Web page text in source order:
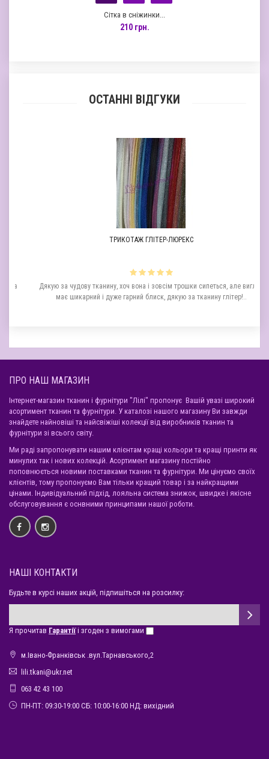
Сітка в сніжинки...
210 грн.
ОСТАННІ ВІДГУКИ
ТРИКОТАЖ ГЛІТЕР-ЛЮРЕКС
Дякую за чудову тканину, хоч вона і зовсім трошки сипеться, але вигляд
має шикарний і дуже гарний блиск, дякую за тканину глітер!..
ПРО НАШ МАГАЗИН
Інтернет-магазин тканин і фурнітури "Лілі" пропонує Вашій увазі широкий
асортимент тканин та фурнітури. У каталозі нашого магазину Ви завжди
знайдете найновіші та найсвіжіші колекції від виробників тканин та
фурнітури зі всього світу.
Ми раді запропонувати нашим клієнтам кращі кольори та кращі принти як
минулих так і нових колекцій. Асортимент магазину постійно
поповнюється новими поставками тканин та фурнітури. Ми цінуємо своїх
клієнтів, тому пропонуємо Вам тільки кращий товар і за найкращими
цінами. Індивідуальний підхід, лояльна система знижок, швидке і якісне
обслуговування є оснвними принципами нашої роботи.
НАШІ КОНТАКТИ
Будьте в курсі наших акцій, підпишіться на розсилку:
Я прочитав Гарантіїі згоден з вимогами
м.Івано-Франківськ .вул.Тарнавського,2
lili.tkani@ukr.net
063 42 43 100
ПН-ПТ: 09:30-19:00 СБ: 10:00-16:00 НД: вихідний